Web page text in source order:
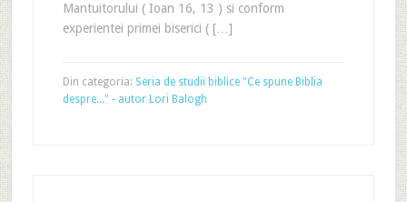
Mantuitorului ( Ioan 16, 13 ) si conform
experientei primei biserici ( […]
Din categoria: Seria de studii biblice "Ce spune Biblia
despre..." - autor Lori Balogh